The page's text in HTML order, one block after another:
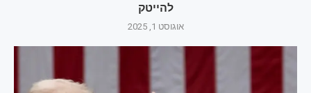
להייטק
אוגוסט 1, 2025